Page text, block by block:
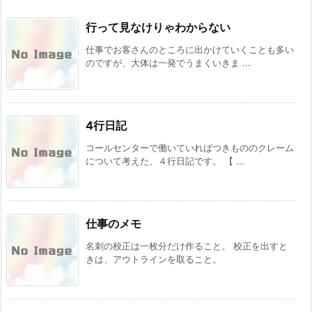
行って見なけりゃわからない
仕事でお客さんのところに出かけていくことも多い
のですが、大体は一発でうまくいきま ...
4行日記
コールセンターで働いていればつきもののクレーム
について考えた、４行日記です。 【 ...
仕事のメモ
名刺の校正は一枚分だけ作ること。 校正を出すと
きは、アウトラインを取ること。